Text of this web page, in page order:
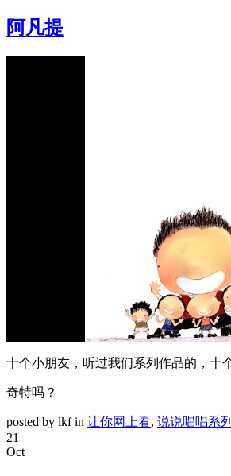
阿凡提
十个小朋友，听过我们系列作品的，十
奇特吗？
posted by lkf in 让你网上看, 说说唱唱系列
21
Oct